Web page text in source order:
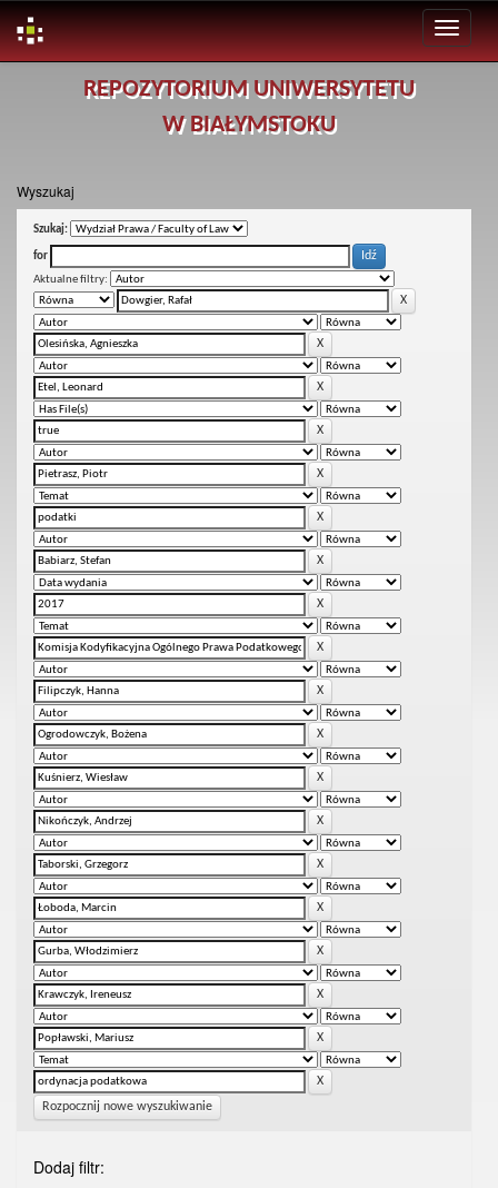
REPOZYTORIUM UNIWERSYTETU
W BIAŁYMSTOKU
Wyszukaj
Szukaj:
for
Aktualne filtry:
Rozpocznij nowe wyszukiwanie
Dodaj filtr: